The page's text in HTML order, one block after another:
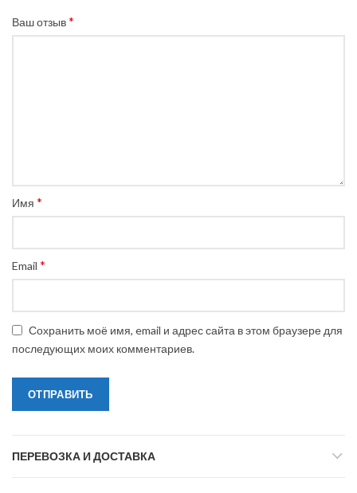
Ваш отзыв*
Имя *
Email *
Сохранить моё имя, email и адрес сайта в этом браузере для
последующих моих комментариев.
ПЕРЕВОЗКА И ДОСТАВКА